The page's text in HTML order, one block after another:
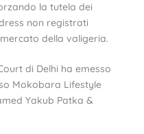
la tutela dei
non registrati
della valigeria.
di Delhi ha emesso
Mokobara Lifestyle
Yakub Patka &